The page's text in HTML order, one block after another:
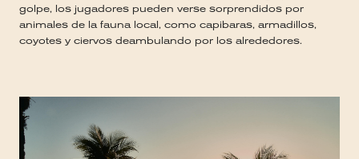
golpe, los jugadores pueden verse sorprendidos por
animales de la fauna local, como capibaras, armadillos,
coyotes y ciervos deambulando por los alrededores.